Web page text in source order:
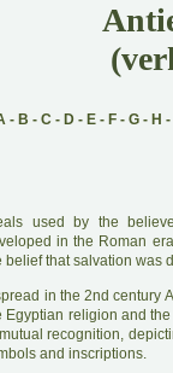
- B - C - D - E - F - G - H -
used by the
in the Roman
belief that salvation was
in the 2nd century
Egyptian religion and
recognition,
and inscriptions.